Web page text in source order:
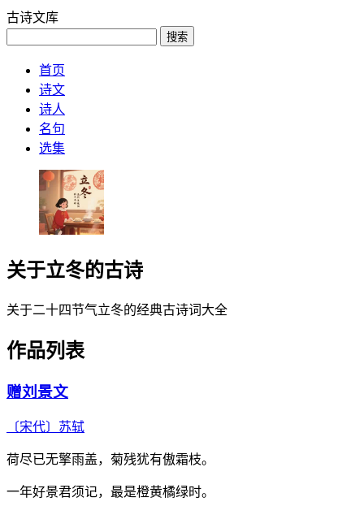
古诗文库
搜索
首页
诗文
诗人
名句
选集
关于立冬的古诗
关于二十四节气立冬的经典古诗词大全
作品列表
赠刘景文
〔宋代〕 苏轼
荷尽已无擎雨盖，菊残犹有傲霜枝。
一年好景君须记，最是橙黄橘绿时。